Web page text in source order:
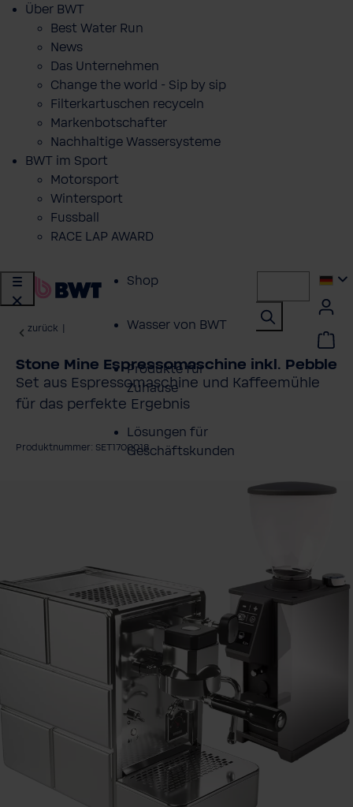
Über BWT
Best Water Run
News
Das Unternehmen
Change the world - Sip by sip
Filterkartuschen recyceln
Markenbotschafter
Nachhaltige Wassersysteme
BWT im Sport
Motorsport
Wintersport
Fussball
RACE LAP AWARD
Shop
Wasser von BWT
Produkte für
Zuhause
Lösungen für
Geschäftskunden
BWT im Sport
zurück
Stone Mine Espressomaschine inkl. Pebble
Set aus Espressomaschine und Kaffeemühle
für das perfekte Ergebnis
Produktnummer: SET1700018